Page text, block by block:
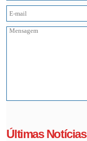
Últimas Notícias